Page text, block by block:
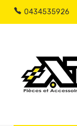
0434535926